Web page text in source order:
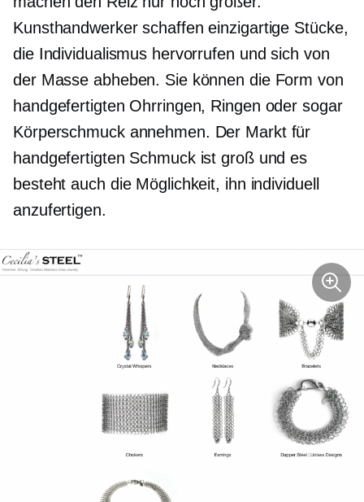
Kunsthandwerker schaffen einzigartige Stücke,
die Individualismus hervorrufen und sich von
der Masse abheben. Sie können die Form von
handgefertigten Ohrringen, Ringen oder sogar
Körperschmuck annehmen. Der Markt für
handgefertigten Schmuck ist groß und es
besteht auch die Möglichkeit, ihn individuell
anzufertigen.